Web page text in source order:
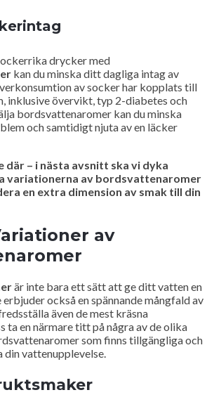
drycker med
kan du minska ditt dagliga intag av
av socker har kopplats till
inklusive övervikt, typ 2-diabetes och
bordsvattenaromer kan du minska
och samtidigt njuta av en läcker
där – i nästa avsnitt ska vi dyka
variationerna av bordsvattenaromer
en extra dimension av smak till din
av
är inte bara ett sätt att ge ditt vatten en
också en spännande mångfald av
även de mest kräsna
ta en närmare titt på några av de olika
som finns tillgängliga och
din vattenupplevelse.